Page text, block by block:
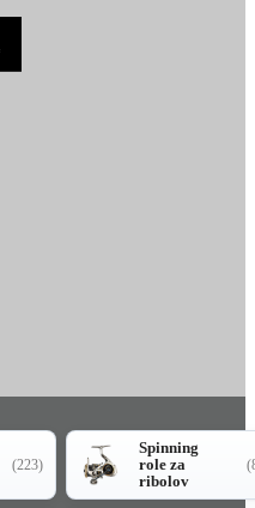
(223)
Spinning
role za
ribolov